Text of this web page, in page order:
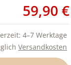
59,90 €
4–7 Werktage
Versandkosten